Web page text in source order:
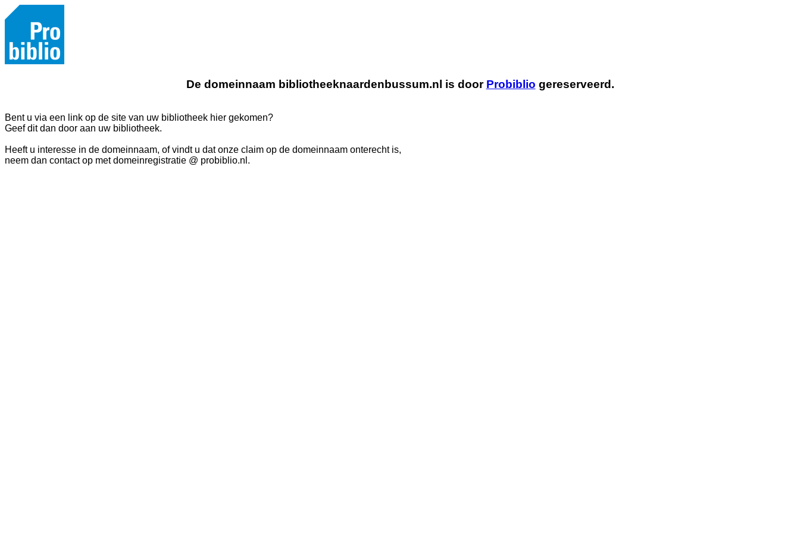
De domeinnaam bibliotheeknaardenbussum.nl is door Probiblio gereserveerd.
Bent u via een link op de site van uw bibliotheek hier gekomen?
Geef dit dan door aan uw bibliotheek.
Heeft u interesse in de domeinnaam, of vindt u dat onze claim op de domeinnaam onterecht is,
neem dan contact op met domeinregistratie @ probiblio.nl.